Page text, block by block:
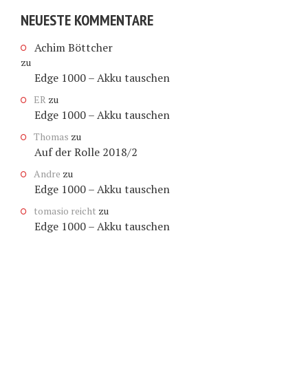
NEUESTE KOMMENTARE
Achim Böttcher
zu
Edge 1000 – Akku tauschen
ER zu
Edge 1000 – Akku tauschen
Thomas zu
Auf der Rolle 2018/2
Andre zu
Edge 1000 – Akku tauschen
tomasio reicht zu
Edge 1000 – Akku tauschen